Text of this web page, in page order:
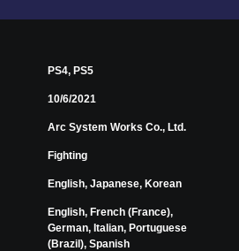
PS4, PS5
10/6/2021
Arc System Works Co., Ltd.
Fighting
English, Japanese, Korean
English, French (France),
German, Italian, Portuguese
(Brazil), Spanish